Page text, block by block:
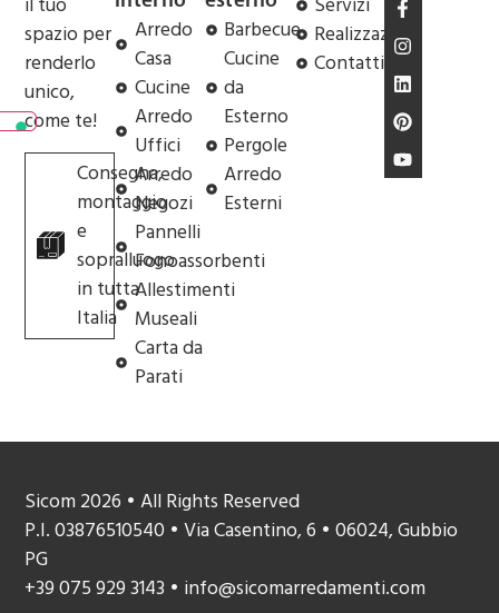
spazio per
renderlo
unico,
come te!
Consegna,
montaggio
e
sopralluogo
in tutta
Italia
Arredo
Casa
Cucine
Arredo
Uffici
Arredo
Negozi
Pannelli
Fonoassorbenti
Allestimenti
Museali
Carta da
Parati
Barbecue
Cucine
da
Esterno
Pergole
Arredo
Esterni
Realizzazioni
Contatti
Sicom 2026 • All Rights Reserved
P.I. 03876510540 • Via Casentino, 6 • 06024, Gubbio
PG
+39 075 929 3143 • info@sicomarredamenti.com